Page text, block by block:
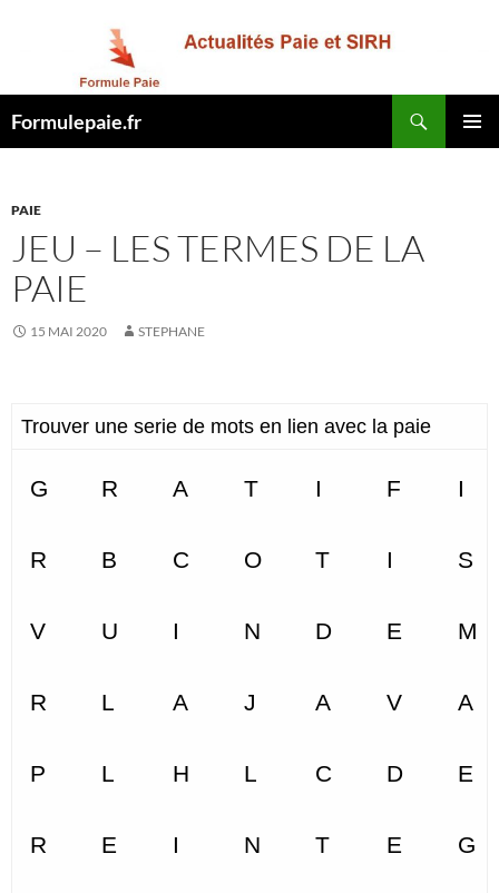
Formulepaie.fr
PAIE
JEU – LES TERMES DE LA
PAIE
15 MAI 2020 STEPHANE